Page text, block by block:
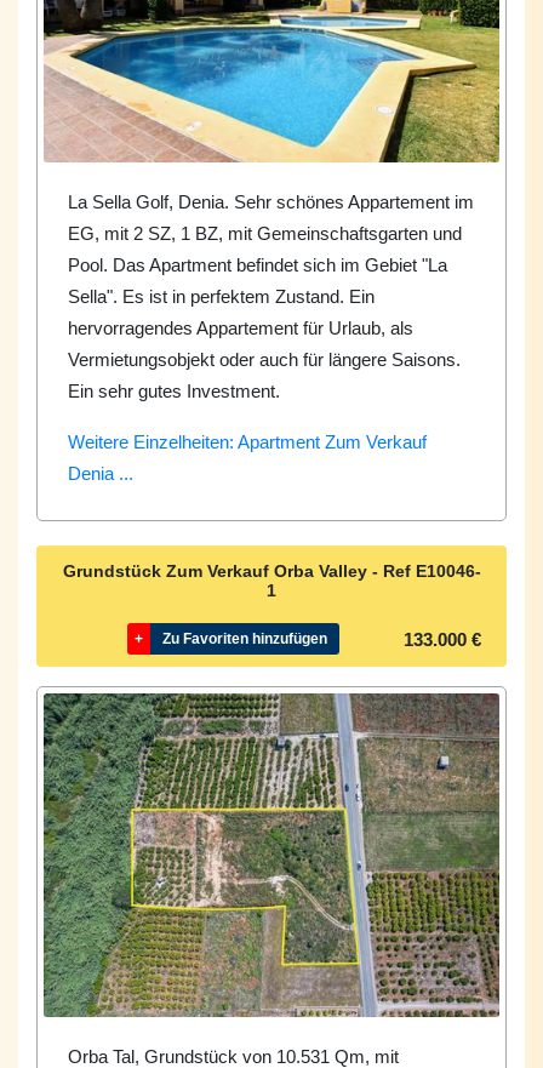
La Sella Golf, Denia. Sehr schönes Appartement im
EG, mit 2 SZ, 1 BZ, mit Gemeinschaftsgarten und
Pool. Das Apartment befindet sich im Gebiet "La
Sella". Es ist in perfektem Zustand. Ein
hervorragendes Appartement für Urlaub, als
Vermietungsobjekt oder auch für längere Saisons.
Ein sehr gutes Investment.
Weitere Einzelheiten: Apartment Zum Verkauf
Denia ...
Grundstück Zum Verkauf Orba Valley - Ref E10046-
1
+ Zu Favoriten hinzufügen 133.000 €
Orba Tal, Grundstück von 10.531 Qm, mit